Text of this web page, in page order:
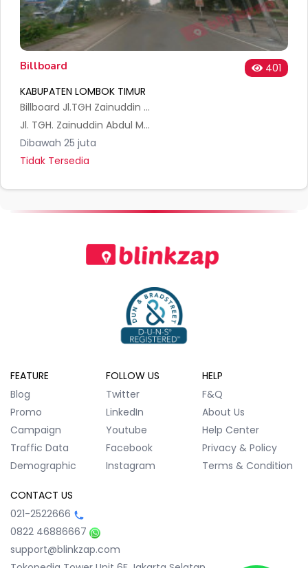
Billboard
401
KABUPATEN LOMBOK TIMUR
Billboard Jl.TGH Zainuddin Abdul Majid (Taman Selong) - Lombok Timur
Jl. TGH. Zainuddin Abdul Majid No.150, Pancor, Kec. Selong, Kabupaten Lombok Timur, Nusa Tenggara Bar. 83611, Indonesia
Dibawah 25 juta
Tidak Tersedia
FEATURE
Blog
Promo
Campaign
Traffic Data
Demographic
FOLLOW US
Twitter
LinkedIn
Youtube
Facebook
Instagram
HELP
F&Q
About Us
Help Center
Privacy & Policy
Terms & Condition
CONTACT US
021-2522666
0822 46886667
support@blinkzap.com